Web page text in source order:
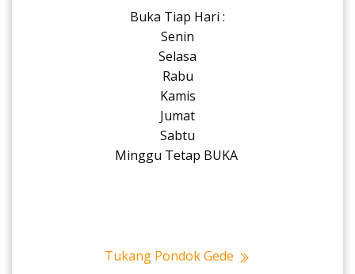
Buka Tiap Hari :
Senin
Selasa
Rabu
Kamis
Jumat
Sabtu
Minggu Tetap BUKA
Tukang Pondok Gede